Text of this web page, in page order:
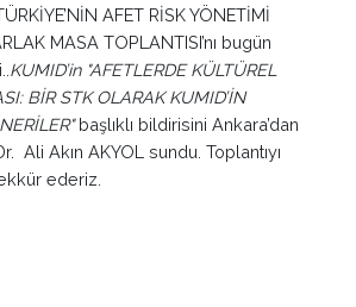
AFET RİSK YÖNETİMİ
MASA TOPLANTISI’nı bugün
KUMID’in "AFETLERDE KÜLTÜREL
BİR STK OLARAK KUMID’İN
başlıklı bildirisini Ankara’dan
Ali Akın AKYOL sundu. Toplantıyı
ederiz.